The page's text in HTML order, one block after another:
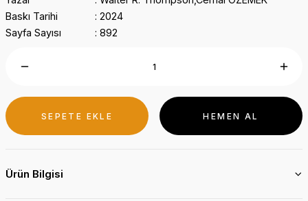
Baskı Tarihi
2024
Sayfa Sayısı
892
SEPETE EKLE HEMEN AL
Ürün Bilgisi